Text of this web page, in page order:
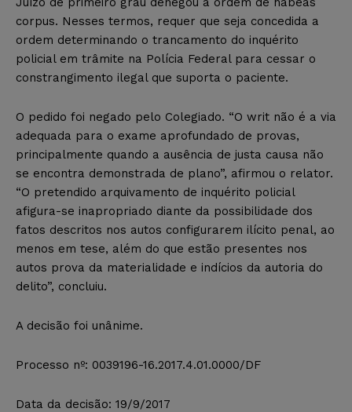
corpus. Nesses termos, requer que seja concedida a
ordem determinando o trancamento do inquérito
policial em trâmite na Polícia Federal para cessar o
constrangimento ilegal que suporta o paciente.
O pedido foi negado pelo Colegiado. “O writ não é a via
adequada para o exame aprofundado de provas,
principalmente quando a ausência de justa causa não
se encontra demonstrada de plano”, afirmou o relator.
“O pretendido arquivamento de inquérito policial
afigura-se inapropriado diante da possibilidade dos
fatos descritos nos autos configurarem ilícito penal, ao
menos em tese, além do que estão presentes nos
autos prova da materialidade e indícios da autoria do
delito”, concluiu.
A decisão foi unânime.
Processo nº: 0039196-16.2017.4.01.0000/DF
Data da decisão: 19/9/2017